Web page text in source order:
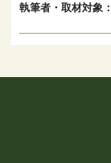
執筆者・取材対象：